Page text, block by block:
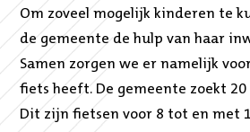
Om zoveel mogelijk kinderen te
de gemeente de hulp van haar
Samen zorgen we er namelijk
fiets heeft. De gemeente zoekt
Dit zijn fietsen voor 8 tot en met